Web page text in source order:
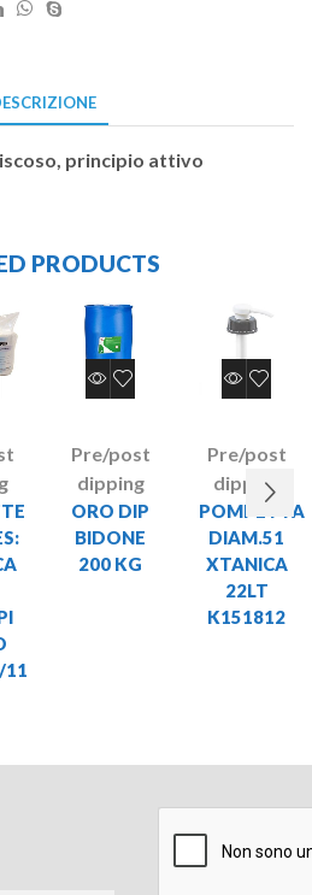
principio attivo
PRODUCTS
11
Pre/post
dipping
ORO DIP
BIDONE
200 KG
Pre/post
dipping
POMPETTA
DIAM.51
XTANICA
22LT
K151812